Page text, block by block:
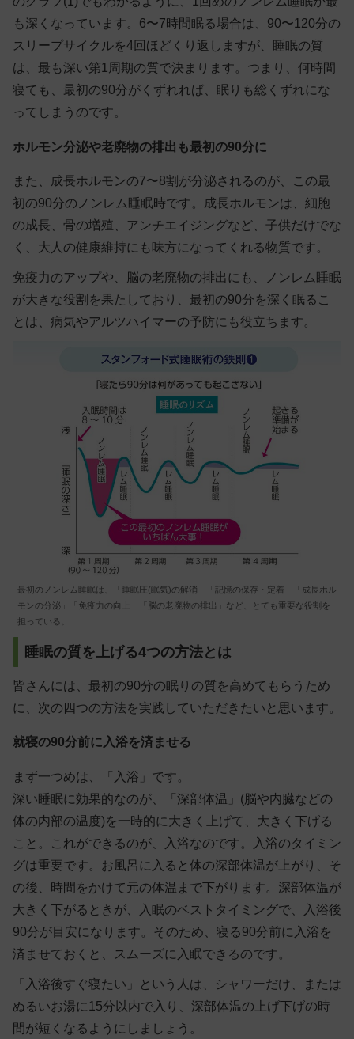
も深くなっています。6〜7時間眠る場合は、90〜120分の
スリープサイクルを4回ほどくり返しますが、
睡眠の質
は、最も深い第1周期の質で決まります。つまり、何時間
寝ても、最初の90分がくずれれば、眠りも総くずれにな
ってしまうのです。
ホルモン分泌や老廃物の排出も最初の90分に
また、成長ホルモンの7〜8割が分泌されるのが、この最
初の90分のノンレム睡眠時です。成長ホルモンは、細胞
の成長、骨の増殖、アンチエイジングなど、子供だけでな
く、大人の健康維持にも味方になってくれる物質です。
免疫力のアップや、脳の老廃物の排出にも、ノンレム睡眠
が大きな役割を果たしており、最初の90分を深く眠るこ
とは、病気やアルツハイマーの予防にも役立ちます。
最初のノンレム睡眠は、「睡眠圧(眠気)の解消」「記憶の保存・定着」「成長ホル
モンの分泌」「免疫力の向上」「脳の老廃物の排出」など、とても重要な役割を
担っている。
睡眠の質を上げる4つの方法とは
皆さんには、最初の90分の眠りの質を高めてもらうため
に、次の四つの方法を実践していただきたいと思います。
就寝の90分前に入浴を済ませる
まず一つめは、「入浴」です。
深い睡眠に効果的なのが、「深部体温」(脳や内臓などの
体の内部の温度)を一時的に大きく上げて、大きく下げる
こと。これができるのが、入浴なのです。入浴のタイミン
グは重要です。お風呂に入ると体の深部体温が上がり、そ
の後、時間をかけて元の体温まで下がります。 深部体温が
大きく下がるときが、入眠のベストタイミングで、入浴後
90分が目安になります。そのため、寝る90分前に入浴を
済ませておくと、スムーズに入眠できるのです。
「入浴後すぐ寝たい」という人は、シャワーだけ、または
ぬるいお湯に15分以内で入り、深部体温の上げ下げの時
間が短くなるようにしましょう。